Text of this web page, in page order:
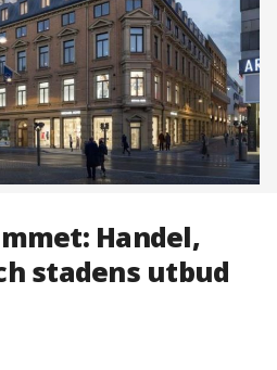
Handel,
stadens utbud